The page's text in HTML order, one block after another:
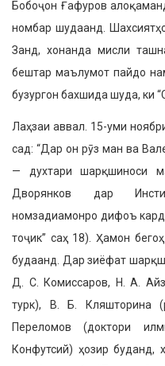
Бобоҷон Ғафуров
ном­бар шудаанд.
Занд, хо­нанда мисли
бештар маълумот пайдо
бузургон бахшида шуда, ки
Лаҳзаи аввал. 15-уми
сад: “Дар он рӯз ман ва
— духта­ри шарқшиноси
Дворянков дар
номзадиамонро дифоъ
тоҷик” саҳ 18). Ҳамон
будаанд. Дар зиёфат
Д. С. Комиссаров, Н. А.
турк), В. Б. Кляшторина
Переломов (доктори
Конфутсий) ҳозир буданд,